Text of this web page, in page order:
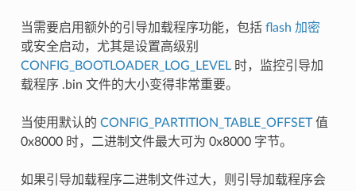
当需要启用额外的引导加载程序功能，包括 flash 加密
或安全启动，尤其是设置高级别
CONFIG_BOOTLOADER_LOG_LEVEL时，监控引导加
载程序 .bin 文件的大小变得非常重要。
当使用默认的 CONFIG_PARTITION_TABLE_OFFSET值
0x8000 时，二进制文件最大可为 0x8000 字节。
如果引导加载程序二进制文件过大，则引导加载程序会